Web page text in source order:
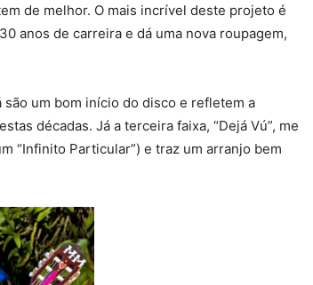
de melhor. O mais incrível deste projeto é
anos de carreira e dá uma nova roupagem,
são um bom início do disco e refletem a
décadas. Já a terceira faixa, “Dejá Vú”, me
“Infinito Particular”) e traz um arranjo bem